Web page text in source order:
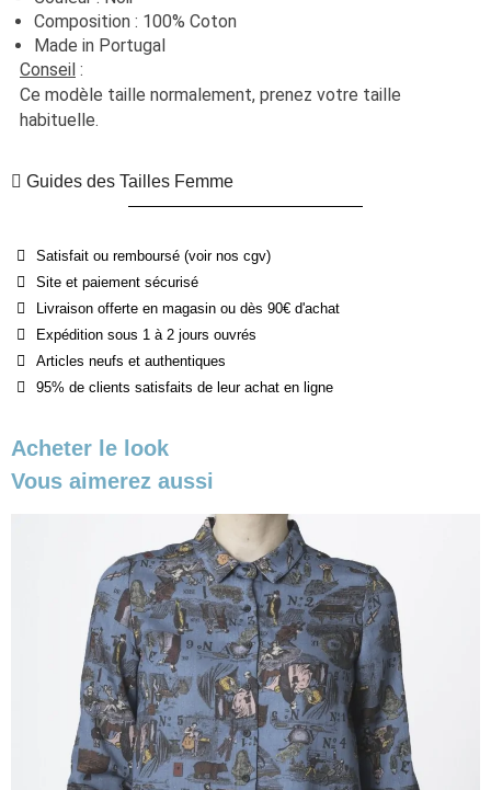
Composition : 100% Coton
Made in Portugal
Conseil :
Ce modèle taille normalement, prenez votre taille
habituelle.
Guides des Tailles Femme
Satisfait ou remboursé (voir nos cgv)
Site et paiement sécurisé
Livraison offerte en magasin ou dès 90€ d'achat
Expédition sous 1 à 2 jours ouvrés
Articles neufs et authentiques
95% de clients satisfaits de leur achat en ligne
Acheter le look
Vous aimerez aussi